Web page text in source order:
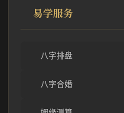
易学服务
八字排盘
八字合婚